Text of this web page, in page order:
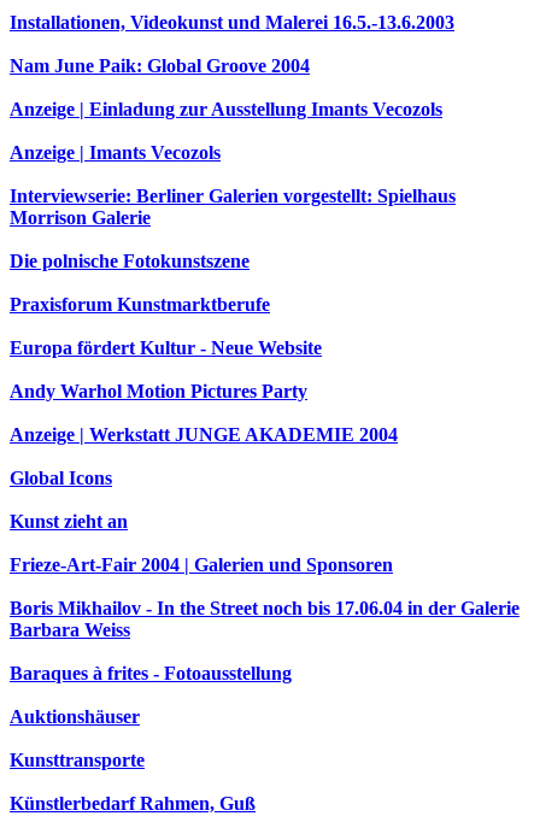
Installationen, Videokunst und Malerei 16.5.-13.6.2003
Nam June Paik: Global Groove 2004
Anzeige | Einladung zur Ausstellung Imants Vecozols
Anzeige | Imants Vecozols
Interviewserie: Berliner Galerien vorgestellt: Spielhaus
Morrison Galerie
Die polnische Fotokunstszene
Praxisforum Kunstmarktberufe
Europa fördert Kultur - Neue Website
Andy Warhol Motion Pictures Party
Anzeige | Werkstatt JUNGE AKADEMIE 2004
Global Icons
Kunst zieht an
Frieze-Art-Fair 2004 | Galerien und Sponsoren
Boris Mikhailov - In the Street noch bis 17.06.04 in der Galerie
Barbara Weiss
Baraques à frites - Fotoausstellung
Auktionshäuser
Kunsttransporte
Künstlerbedarf Rahmen, Guß